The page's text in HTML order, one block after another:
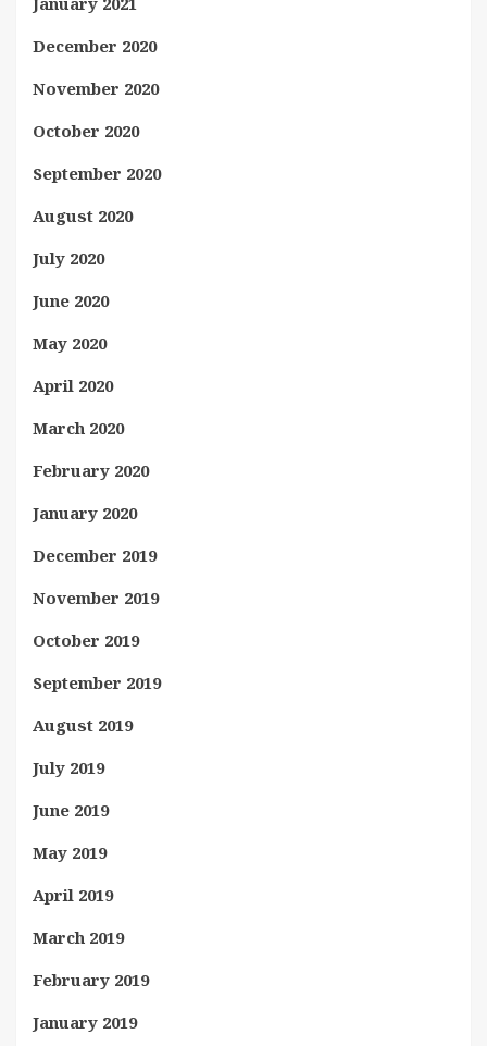
December 2020
November 2020
October 2020
September 2020
August 2020
July 2020
June 2020
May 2020
April 2020
March 2020
February 2020
January 2020
December 2019
November 2019
October 2019
September 2019
August 2019
July 2019
June 2019
May 2019
April 2019
March 2019
February 2019
January 2019